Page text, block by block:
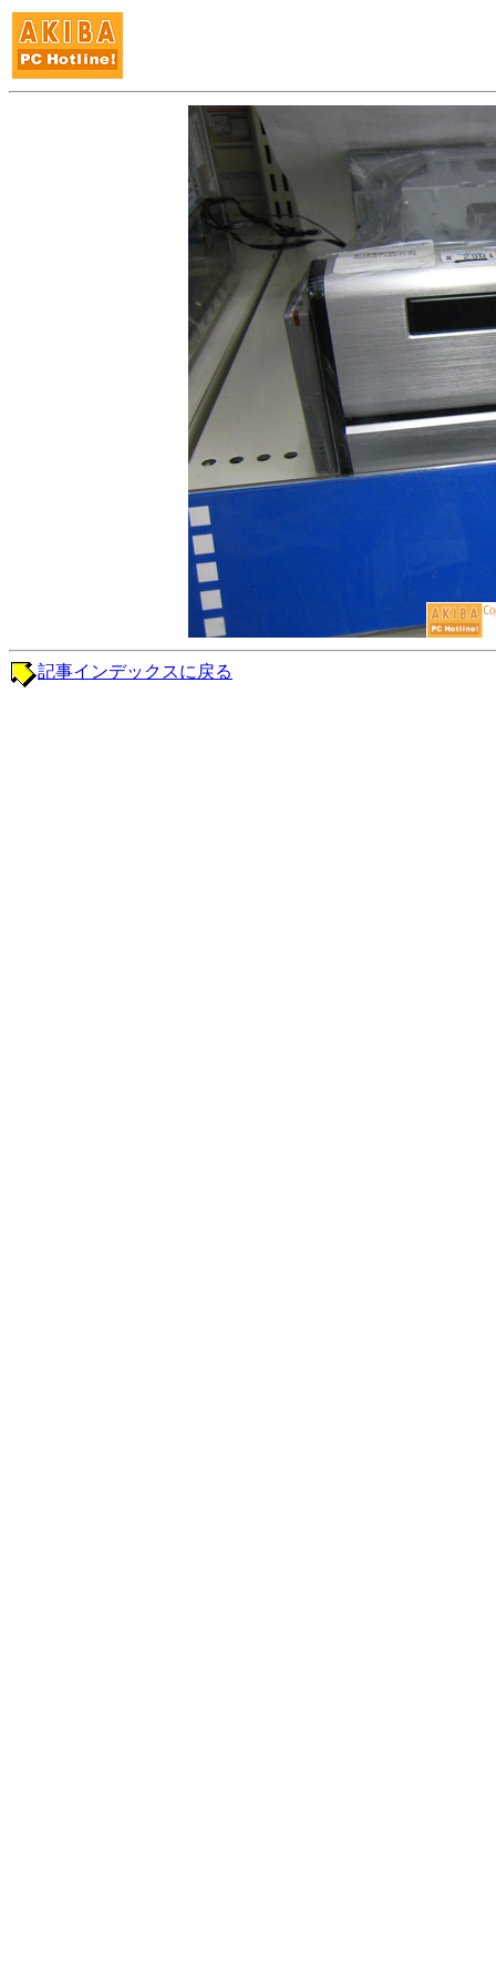
記事インデックスに戻る